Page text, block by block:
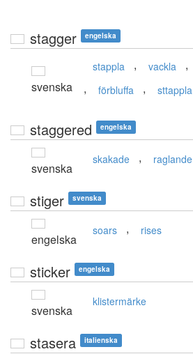
stagger engelska
svenska
stappla , vackla ,
, förbluffa , sttappla
staggered engelska
svenska
skakade , raglande
stiger svenska
engelska
soars , rises
sticker engelska
svenska
klistermärke
stasera italienska